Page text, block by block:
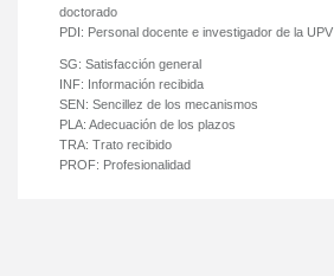
doctorado
PDI: Personal docente e investigador de la UPV
SG: Satisfacción general
INF: Información recibida
SEN: Sencillez de los mecanismos
PLA: Adecuación de los plazos
TRA: Trato recibido
PROF: Profesionalidad